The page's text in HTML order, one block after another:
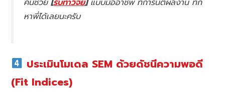
หาพี่ได้เลยนะครับ
ประเมินโมเดล SEM ด้วยดัชนีความพอดี
(Fit Indices)